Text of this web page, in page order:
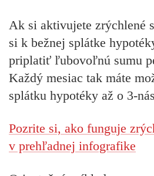
Ak si aktivujete zrýchlené
si k bežnej splátke
priplatiť ľubovoľnú sumu
Každý mesiac tak máte
splátku hypotéky až o 3-
Pozrite si, ako funguje
v prehľadnej infografike